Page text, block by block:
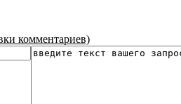
комментариев)